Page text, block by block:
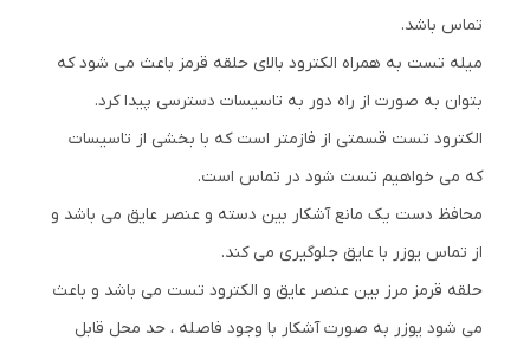
تماس باشد.
میله تست به همراه الکترود بالای حلقه قرمز باعث می شود که
بتوان به صورت از راه دور به تاسیسات دسترسی پیدا کرد.
الکترود تست قسمتی از فازمتر است که با بخشی از تاسیسات
که می خواهیم تست شود در تماس است.
محافظ دست یک مانع آشکار بین دسته و عنصر عایق می باشد و
از تماس یوزر با عایق جلوگیری می کند.
حلقه قرمز مرز بین عنصر عایق و الکترود تست می باشد و باعث
می شود یوزر به صورت آشکار با وجود فاصله ، حد محل قابل